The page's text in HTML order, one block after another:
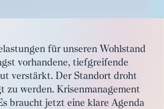
für unseren Wohlstand
vorhandene, tiefgreifende
verstärkt. Der Standort droht
zu werden. Krisenmanagement
braucht jetzt eine klare Agenda